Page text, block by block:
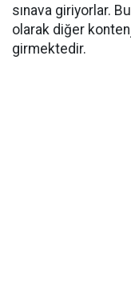
sınava giriyorlar.
olarak diğer
girmektedir.